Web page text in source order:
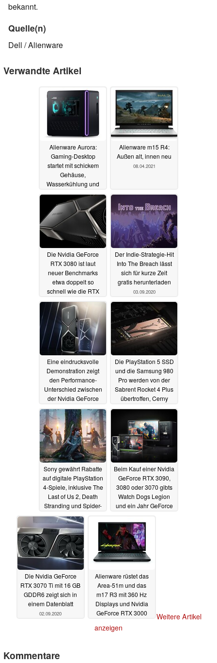
bekannt.
Quelle(n)
Dell / Alienware
Verwandte Artikel
Alienware Aurora:
Gaming-Desktop
startet mit schickem
Gehäuse,
Wasserkühlung und
Konfigurationsmöglichkeiten
07.01.2025
Alienware m15 R4:
Außen alt, innen neu
08.04.2021
Die Nvidia GeForce
RTX 3080 ist laut
neuer Benchmarks
etwa doppelt so
schnell wie die RTX
208007.09.2020
Der Indie-Strategie-Hit
Into The Breach lässt
sich für kurze Zeit
gratis herunterladen
03.09.2020
Eine eindrucksvolle
Demonstration zeigt
den Performance-
Unterschied zwischen
der Nvidia GeForce
RTX 3080 und der RTX
2080 Ti 03.09.2020
Die PlayStation 5 SSD
und die Samsung 980
Pro werden von der
Sabrent Rocket 4 Plus
übertroffen, Cerny
empfiehlt mit dem Kauf
Sony gewährt Rabatte
auf digitale PlayStation
4-Spiele, inklusive The
Last of Us 2, Death
Stranding und Spider-
Man02.09.2020
Beim Kauf einer Nvidia
GeForce RTX 3090,
3080 oder 3070 gibts
Watch Dogs Legion
und ein Jahr GeForce
Die Nvidia GeForce
RTX 3070 Ti mit 16 GB
GDDR6 zeigt sich in
einem Datenblatt
02.09.2020
Alienware rüstet das
Area-51m und das
m17 R3 mit 360 Hz
Displays und Nvidia
GeForce RTX 3000
Weitere Artikel
anzeigen
Kommentare